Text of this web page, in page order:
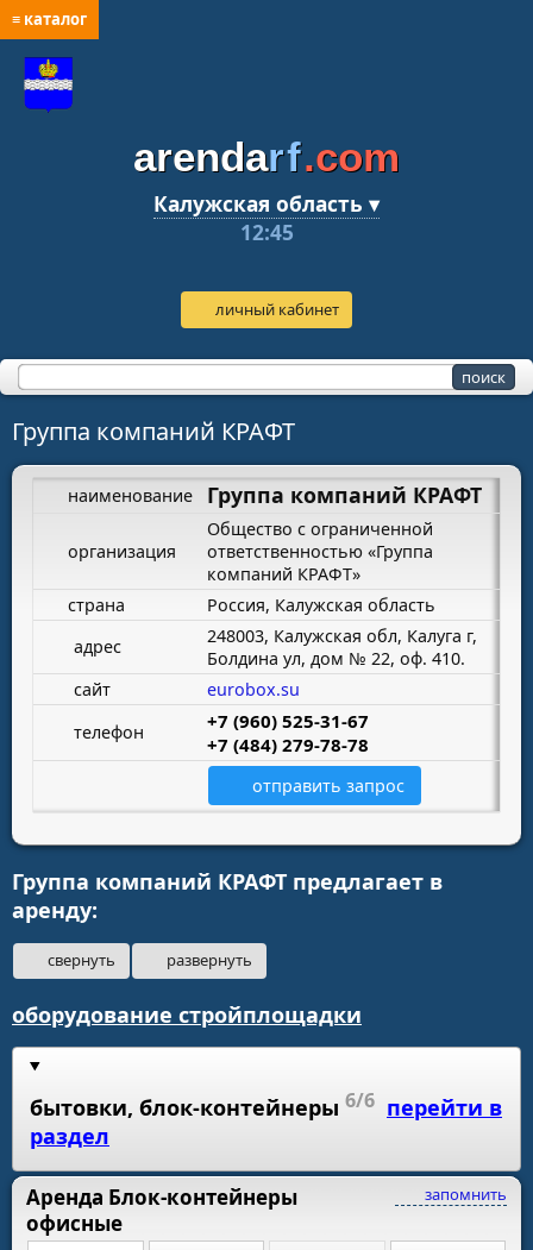
≡ каталог
arendarf.com
Калужская область ▾
12:45
личный кабинет
Группа компаний КРАФТ
наименование Группа компаний КРАФТ
организация
Общество с ограниченной
ответственностью «Группа
компаний КРАФТ»
страна
Россия, Калужская область
адрес
248003, Калужская обл, Калуга г,
Болдина ул, дом № 22, оф. 410.
сайт
eurobox.su
телефон
+7 (960) 525-31-67
+7 (484) 279-78-78
отправить запрос
Группа компаний КРАФТ предлагает в
аренду:
свернуть развернуть
оборудование стройплощадки
бытовки, блок-контейнеры 6/6 перейти в
раздел
запомнить
Аренда Блок-контейнеры
офисные